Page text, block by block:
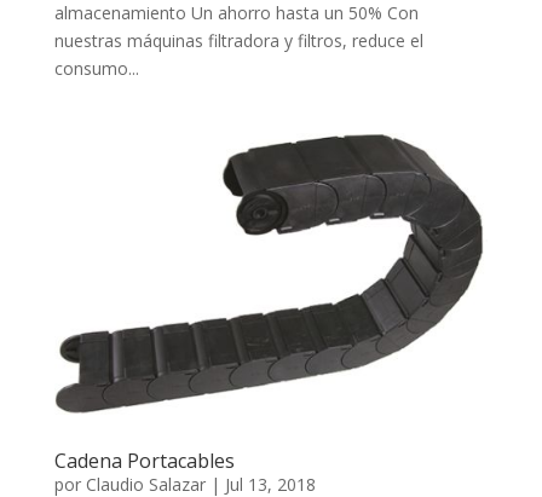
almacenamiento Un ahorro hasta un 50% Con
nuestras máquinas filtradora y filtros, reduce el
consumo...
Cadena Portacables
por Claudio Salazar| Jul 13, 2018